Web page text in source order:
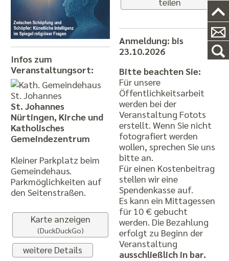
Infos zum
Veranstaltungsort:
St. Johannes
Nürtingen, Kirche und
Katholisches
Gemeindezentrum
Kleiner Parkplatz beim
Gemeindehaus.
Parkmöglichkeiten auf
den Seitenstraßen.
Karte anzeigen
(DuckDuckGo)
weitere Details
Anmeldung: bis
23.10.2026
Bitte beachten Sie:
Für unsere
Öffentlichkeitsarbeit
werden bei der
Veranstaltung Fotots
erstellt. Wenn Sie nicht
fotografiert werden
wollen, sprechen Sie uns
bitte an.
Für einen Kostenbeitrag
stellen wir eine
Spendenkasse auf.
Es kann ein Mittagessen
für 10 € gebucht
werden. Die Bezahlung
erfolgt zu Beginn der
Veranstaltung
ausschließlich in bar.